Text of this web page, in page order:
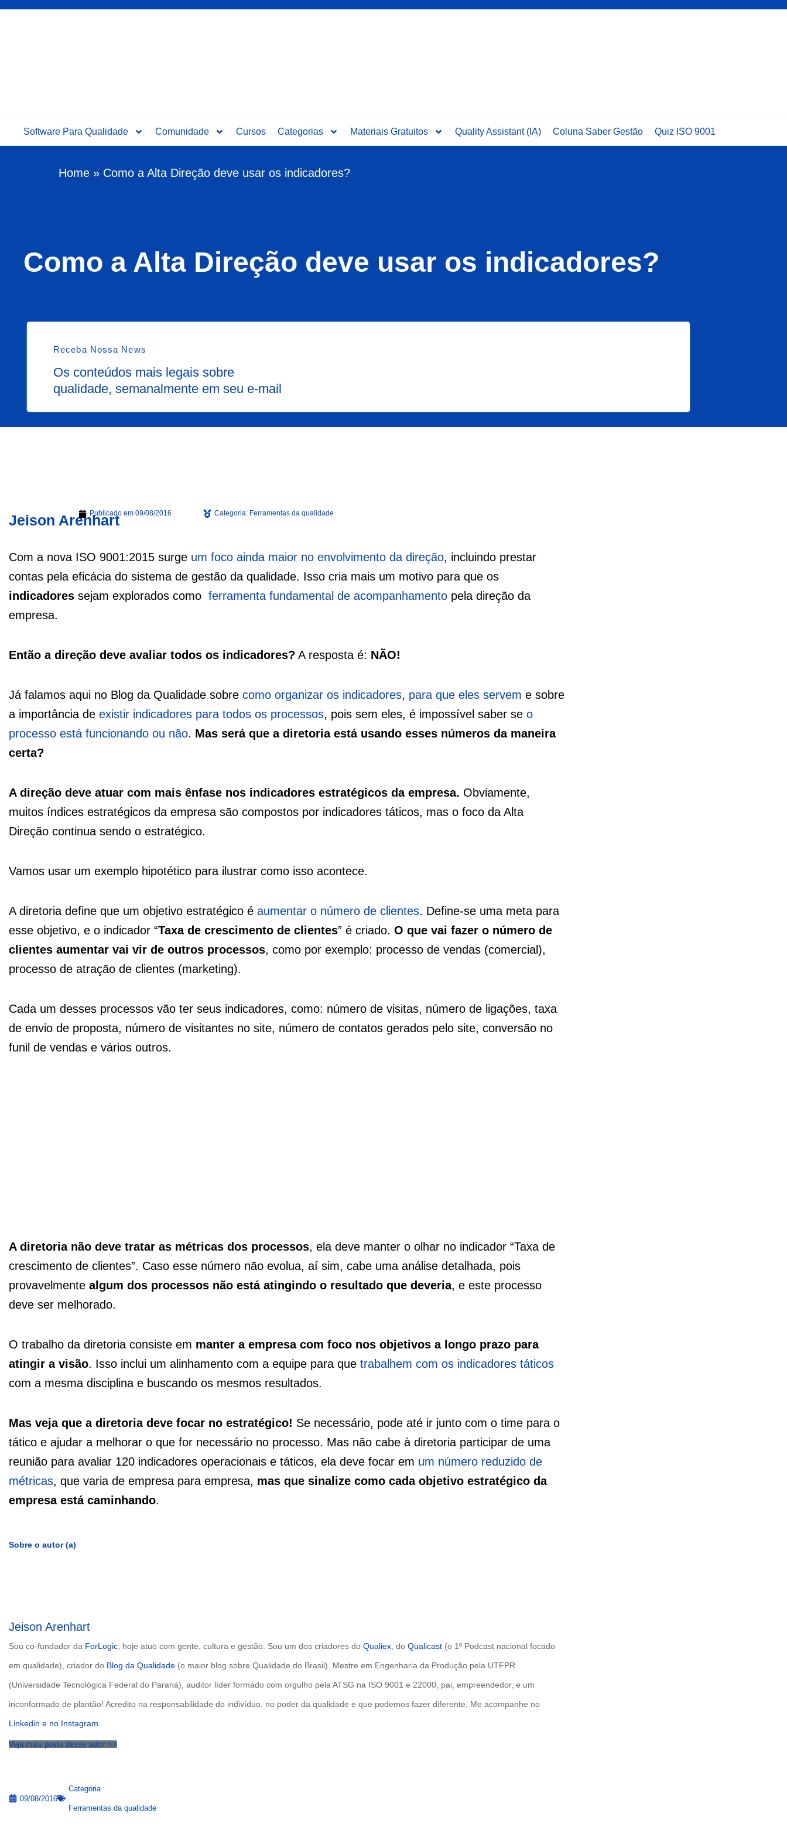
Software Para Qualidade Comunidade Cursos Categorias Materiais Gratuitos Quality Assistant (IA) Coluna Saber Gestão Quiz ISO 9001
Home » Como a Alta Direção deve usar os indicadores?
Como a Alta Direção deve usar os indicadores?
Receba Nossa News
Os conteúdos mais legais sobre
qualidade, semanalmente em seu e-mail
Jeison Arenhart
Publicado em 09/08/2016 Categoria: Ferramentas da qualidade
Com a nova ISO 9001:2015 surge um foco ainda maior no envolvimento da direção, incluindo prestar
contas pela eficácia do sistema de gestão da qualidade. Isso cria mais um motivo para que os
indicadores sejam explorados como ferramenta fundamental de acompanhamento pela direção da
empresa.
Então a direção deve avaliar todos os indicadores? A resposta é: NÃO!
Já falamos aqui no Blog da Qualidade sobre como organizar os indicadores, para que eles servem e sobre
a importância de existir indicadores para todos os processos, pois sem eles, é impossível saber se o
processo está funcionando ou não. Mas será que a diretoria está usando esses números da maneira
certa?
A direção deve atuar com mais ênfase nos indicadores estratégicos da empresa. Obviamente,
muitos índices estratégicos da empresa são compostos por indicadores táticos, mas o foco da Alta
Direção continua sendo o estratégico.
Vamos usar um exemplo hipotético para ilustrar como isso acontece.
A diretoria define que um objetivo estratégico é aumentar o número de clientes. Define-se uma meta para
esse objetivo, e o indicador “Taxa de crescimento de clientes” é criado. O que vai fazer o número de
clientes aumentar vai vir de outros processos, como por exemplo: processo de vendas (comercial),
processo de atração de clientes (marketing).
Cada um desses processos vão ter seus indicadores, como: número de visitas, número de ligações, taxa
de envio de proposta, número de visitantes no site, número de contatos gerados pelo site, conversão no
funil de vendas e vários outros.
A diretoria não deve tratar as métricas dos processos, ela deve manter o olhar no indicador “Taxa de
crescimento de clientes”. Caso esse número não evolua, aí sim, cabe uma análise detalhada, pois
provavelmente algum dos processos não está atingindo o resultado que deveria, e este processo
deve ser melhorado.
O trabalho da diretoria consiste em manter a empresa com foco nos objetivos a longo prazo para
atingir a visão. Isso inclui um alinhamento com a equipe para que trabalhem com os indicadores táticos
com a mesma disciplina e buscando os mesmos resultados.
Mas veja que a diretoria deve focar no estratégico! Se necessário, pode até ir junto com o time para o
tático e ajudar a melhorar o que for necessário no processo. Mas não cabe à diretoria participar de uma
reunião para avaliar 120 indicadores operacionais e táticos, ela deve focar em um número reduzido de
métricas, que varia de empresa para empresa, mas que sinalize como cada objetivo estratégico da
empresa está caminhando.
Sobre o autor (a)
Jeison Arenhart
Sou co-fundador da ForLogic , hoje atuo com gente, cultura e gestão. Sou um dos criadores do Qualiex , do Qualicast (o 1º Podcast nacional focado
em qualidade), criador do Blog da Qualidade (o maior blog sobre Qualidade do Brasil). Mestre em Engenharia da Produção pela UTFPR
(Universidade Tecnológica Federal do Paraná), auditor líder formado com orgulho pela ATSG na ISO 9001 e 22000, pai, empreendedor, e um
inconformado de plantão! Acredito na responsabilidade do indivíduo, no poder da qualidade e que podemos fazer diferente. Me acompanhe no
Linkedin e no Instagram.
Veja mais posts desse autor >>
09/08/2016
Categoria
Ferramentas da qualidade